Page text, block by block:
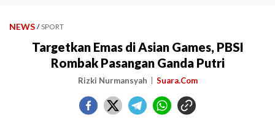
NEWS / SPORT
Targetkan Emas di Asian Games, PBSI
Rombak Pasangan Ganda Putri
Rizki Nurmansyah Suara.Com